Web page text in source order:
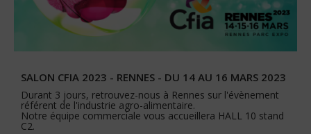
SALON CFIA 2023 - RENNES - DU 14 AU 16 MARS 2023
Durant 3 jours, retrouvez-nous à Rennes sur l'évènement
référent de l'industrie agro-alimentaire.
Notre équipe commerciale vous accueillera HALL 10 stand
C2.